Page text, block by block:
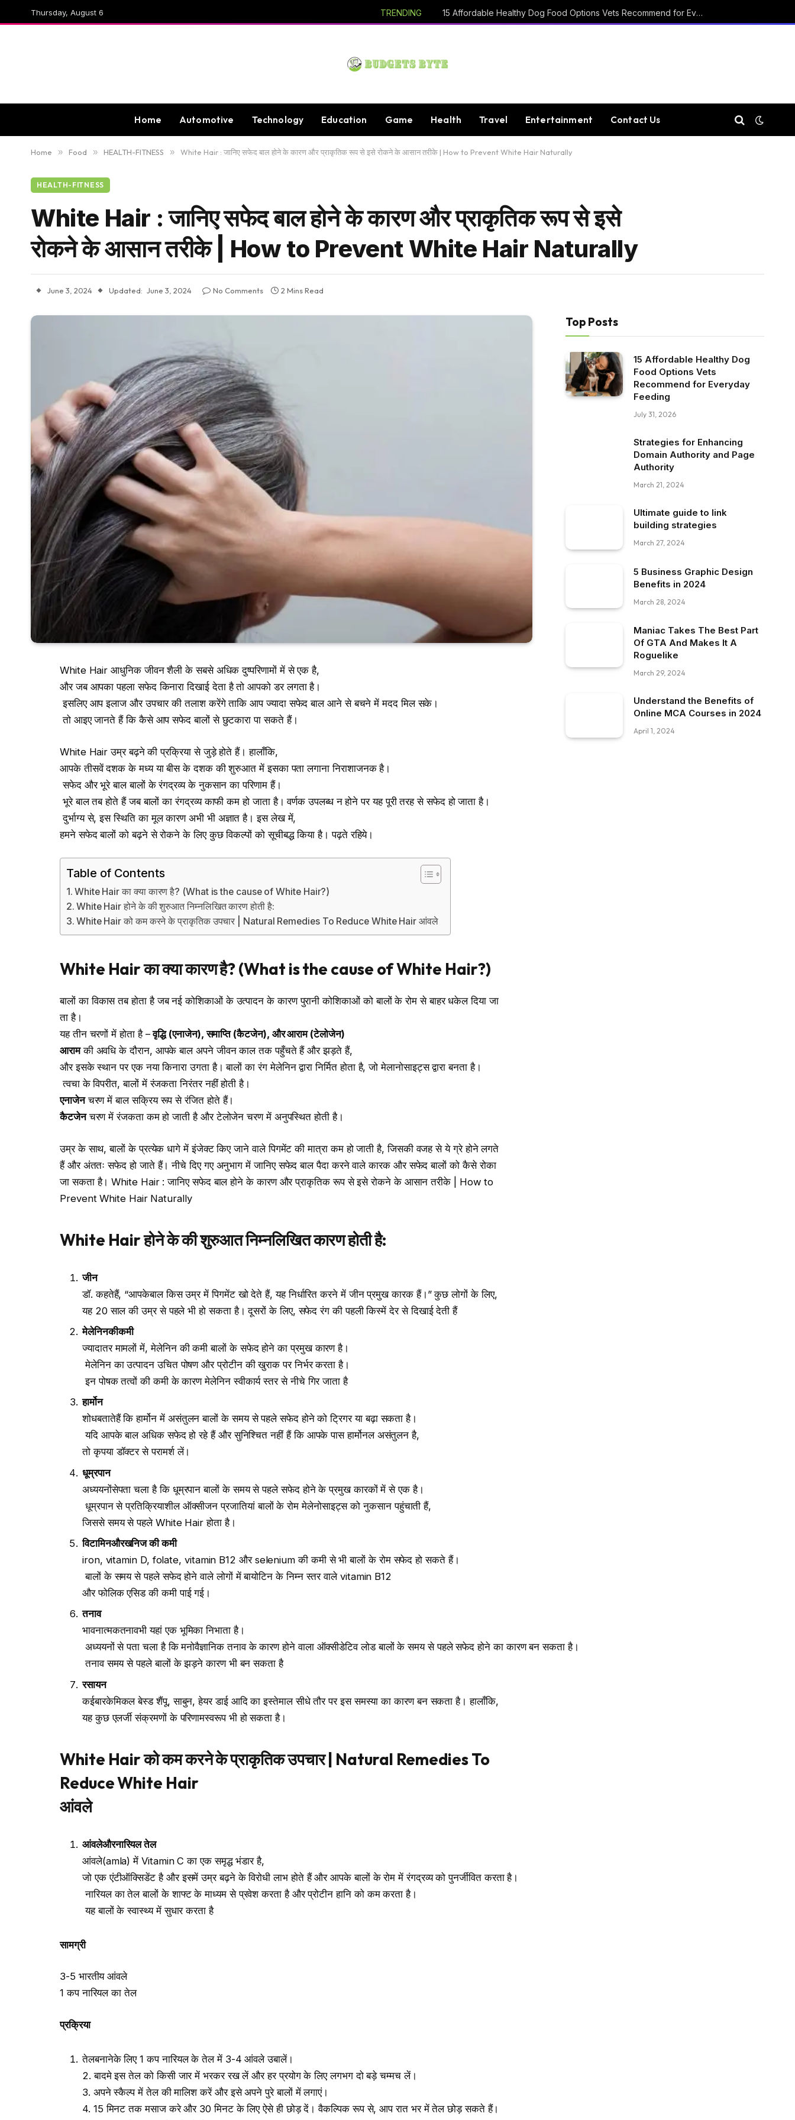
Thursday, August 6 TRENDING 15 Affordable Healthy Dog Food Options Vets Recommend for Everyday Feeding
Home Automotive Technology Education Game Health Travel Entertainment Contact Us
Home » Food » HEALTH-FITNESS » White Hair : जानिए सफेद बाल होने के कारण और प्राकृतिक रूप से इसे रोकने के आसान तरीके | How to Prevent White Hair Naturally
HEALTH-FITNESS
White Hair : जानिए सफेद बाल होने के कारण और प्राकृतिक रूप से इसे
रोकने के आसान तरीके | How to Prevent White Hair Naturally
June 3, 2024 Updated: June 3, 2024 No Comments 2 Mins Read
White Hair आधुनिक जीवन शैली के सबसे अधिक दुष्परिणामों में से एक है,
और जब आपका पहला सफेद किनारा दिखाई देता है तो आपको डर लगता है।
इसलिए आप इलाज और उपचार की तलाश करेंगे ताकि आप ज्यादा सफेद बाल आने से बचने में मदद मिल सके।
तो आइए जानते हैं कि कैसे आप सफेद बालों से छुटकारा पा सकते हैं।
White Hair उम्र बढ़ने की प्रक्रिया से जुड़े होते हैं। हालाँकि,
आपके तीसवें दशक के मध्य या बीस के दशक की शुरुआत में इसका पता लगाना निराशाजनक है।
सफेद और भूरे बाल बालों के रंगद्रव्य के नुकसान का परिणाम हैं।
भूरे बाल तब होते हैं जब बालों का रंगद्रव्य काफी कम हो जाता है। वर्णक उपलब्ध न होने पर यह पूरी तरह से सफेद हो जाता है।
दुर्भाग्य से, इस स्थिति का मूल कारण अभी भी अज्ञात है। इस लेख में,
हमने सफेद बालों को बढ़ने से रोकने के लिए कुछ विकल्पों को सूचीबद्ध किया है। पढ़ते रहिये।
Table of Contents
White Hair का क्या कारण है? (What is the cause of White Hair?)
White Hair होने के की शुरुआत निम्नलिखित कारण होती है:
White Hair को कम करने के प्राकृतिक उपचार | Natural Remedies To Reduce White Hair आंवले
White Hairकाक्याकारणहै? (What is the cause of White Hair?)
बालों का विकास तब होता है जब नई कोशिकाओं के उत्पादन के कारण पुरानी कोशिकाओं को बालों के रोम से बाहर धकेल दिया जा
ता है।
यह तीन चरणों में होता है –वृद्धि(एनाजेन),समाप्ति(कैटजेन), औरआराम(टेलोजेन)
आरामकी अवधि के दौरान, आपके बाल अपने जीवन काल तक पहुँचते हैं और झड़ते हैं,
और इसके स्थान पर एक नया किनारा उगता है। बालों का रंग मेलेनिन द्वारा निर्मित होता है, जो मेलानोसाइट्स द्वारा बनता है।
त्वचा के विपरीत, बालों में रंजकता निरंतर नहीं होती है।
एनाजेनचरण में बाल सक्रिय रूप से रंजित होते हैं।
कैटजेनचरण में रंजकता कम हो जाती है और टेलोजेन चरण में अनुपस्थित होती है।
उम्र के साथ, बालों के प्रत्येक धागे में इंजेक्ट किए जाने वाले पिगमेंट की मात्रा कम हो जाती है, जिसकी वजह से ये ग्रे होने लगते
हैं और अंततः सफेद हो जाते हैं। नीचे दिए गए अनुभाग में जानिए सफेद बाल पैदा करने वाले कारक और सफेद बालों को कैसे रोका
जा सकता है। White Hair : जानिए सफेद बाल होने के कारण और प्राकृतिक रूप से इसे रोकने के आसान तरीके | How to
Prevent White Hair Naturally
White Hairहोनेकेकीशुरुआतनिम्नलिखितकारणहोतीहै:
जीन
डॉ. कहतेहैं, “आपकेबाल किस उम्र में पिगमेंट खो देते हैं, यह निर्धारित करने में जीन प्रमुख कारक हैं।” कुछ लोगों के लिए,
यह 20 साल की उम्र से पहले भी हो सकता है। दूसरों के लिए, सफेद रंग की पहली किस्में देर से दिखाई देती हैं
मेलेनिनकीकमी
ज्यादातर मामलों में, मेलेनिन की कमी बालों के सफेद होने का प्रमुख कारण है।
मेलेनिन का उत्पादन उचित पोषण और प्रोटीन की खुराक पर निर्भर करता है।
इन पोषक तत्वों की कमी के कारण मेलेनिन स्वीकार्य स्तर से नीचे गिर जाता है
हार्मोन
शोधबतातेहैं कि हार्मोन में असंतुलन बालों के समय से पहले सफेद होने को ट्रिगर या बढ़ा सकता है।
यदि आपके बाल अधिक सफेद हो रहे हैं और सुनिश्चित नहीं हैं कि आपके पास हार्मोनल असंतुलन है,
तो कृपया डॉक्टर से परामर्श लें।
धूम्रपान
अध्ययनोंसेपता चला है कि धूम्रपान बालों के समय से पहले सफेद होने के प्रमुख कारकों में से एक है।
धूम्रपान से प्रतिक्रियाशील ऑक्सीजन प्रजातियां बालों के रोम मेलेनोसाइट्स को नुकसान पहुंचाती हैं,
जिससे समय से पहले White Hair होता है।
विटामिनऔरखनिजकीकमी
iron, vitamin D, folate, vitamin B12 और selenium की कमी से भी बालों के रोम सफेद हो सकते हैं।
बालों के समय से पहले सफेद होने वाले लोगों में बायोटिन के निम्न स्तर वाले vitamin B12
और फोलिक एसिड की कमी पाई गई।
तनाव
भावनात्मकतनावभी यहां एक भूमिका निभाता है।
अध्ययनों से पता चला है कि मनोवैज्ञानिक तनाव के कारण होने वाला ऑक्सीडेटिव लोड बालों के समय से पहले सफेद होने का कारण बन सकता है।
तनाव समय से पहले बालों के झड़ने कारण भी बन सकता है
रसायन
कईबारकेमिकल बेस्ड शैंपू, साबुन, हेयर डाई आदि का इस्तेमाल सीधे तौर पर इस समस्या का कारण बन सकता है। हालाँकि,
यह कुछ एलर्जी संक्रमणों के परिणामस्वरूप भी हो सकता है।
White Hairकोकमकरनेकेप्राकृतिकउपचार| Natural Remedies To
Reduce White Hair
आंवले
आंवलेऔरनारियलतेल
आंवले(amla) में Vitamin C का एक समृद्ध भंडार है,
जो एक एंटीऑक्सिडेंट है और इसमें उम्र बढ़ने के विरोधी लाभ होते हैं और आपके बालों के रोम में रंगद्रव्य को पुनर्जीवित करता है।
नारियल का तेल बालों के शाफ्ट के माध्यम से प्रवेश करता है और प्रोटीन हानि को कम करता है।
यह बालों के स्वास्थ्य में सुधार करता है
सामग्री
3-5 भारतीय आंवले
1 कप नारियल का तेल
प्रक्रिया
तेलबनानेके लिए 1 कप नारियल के तेल में 3-4 आंवले उबालें।
2. बादमे इस तेल को किसी जार में भरकर रख लें और हर प्रयोग के लिए लगभग दो बड़े चम्मच लें।
3. अपने स्कैल्प में तेल की मालिश करें और इसे अपने पुरे बालों में लगाएं।
4. 15 मिनट तक मसाज करे और 30 मिनट के लिए ऐसे ही छोड़ दें। वैकल्पिक रूप से, आप रात भर में तेल छोड़ सकते हैं।
Top Posts
15 Affordable Healthy Dog
Food Options Vets
Recommend for Everyday
Feeding
July 31, 2026
Strategies for Enhancing
Domain Authority and Page
Authority
March 21, 2024
Ultimate guide to link
building strategies
March 27, 2024
5 Business Graphic Design
Benefits in 2024
March 28, 2024
Maniac Takes The Best Part
Of GTA And Makes It A
Roguelike
March 29, 2024
Understand the Benefits of
Online MCA Courses in 2024
April 1, 2024